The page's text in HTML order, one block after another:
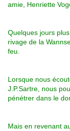
amie, Henriette
Quelques jours
rivage de la
feu.
Lorsque nous
J.P.Sartre, nous
pénétrer dans le
Mais en revenant